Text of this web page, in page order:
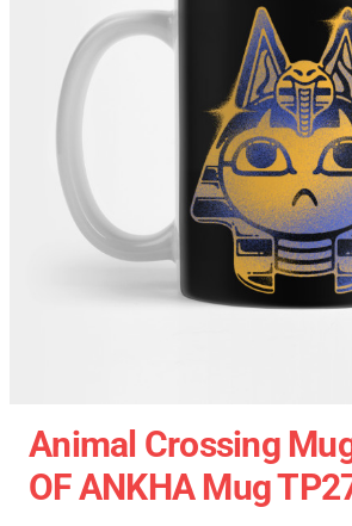
Animal Crossing
OF ANKHA Mug